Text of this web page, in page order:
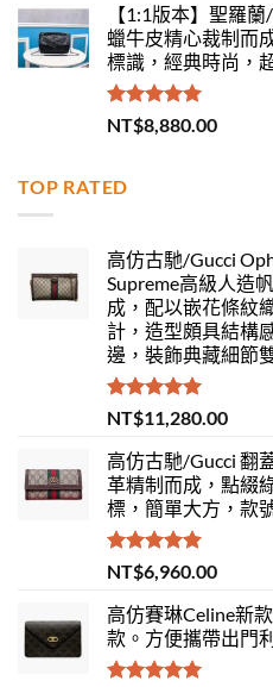
【1:1版本】聖羅
蠟牛皮精心裁制而
標識，經典時尚，
評分 5.00
滿分 5
NT$8,880.00
TOP RATED
高仿古馳/Gucci
Supreme高級人造
成，配以嵌花條紋
計，造型頗具結構
邊，裝飾典藏細節
評分5.00
滿分 5
NT$11,280.00
高仿古馳/Gucci 翻
革精制而成，點綴
標，簡單大方，款
評分 5.00
滿分 5
NT$6,960.00
高仿賽琳Celine新
款。方便攜帶出門